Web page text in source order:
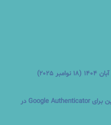
اتنتیکیتور اپل بهترین جایگزین برای Google Authenticator در